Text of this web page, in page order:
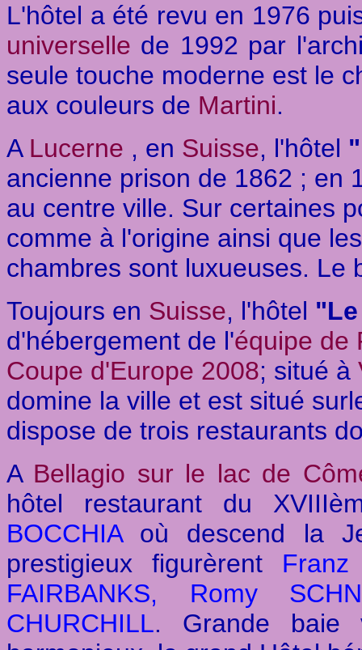
L'hôtel a été revu en 1976
universelle de 1992 par
seule touche moderne est le
aux couleurs de Martini.
A Lucerne , en Suisse, l'hôtel
ancienne prison de 1862 ; en
au centre ville. Sur certaines
comme à l'origine ainsi que
chambres sont luxueuses. Le
Toujours en Suisse, l'hôtel
d'hébergement de l'équipe de
Coupe d'Europe 2008; situé à
domine la ville et est situé
dispose de trois restaurants
A Bellagio sur le lac de
hôtel restaurant du
BOCCHIAoù descend la
prestigieux figurèrent Franz
FAIRBANKS, Romy
CHURCHILL. Grande baie